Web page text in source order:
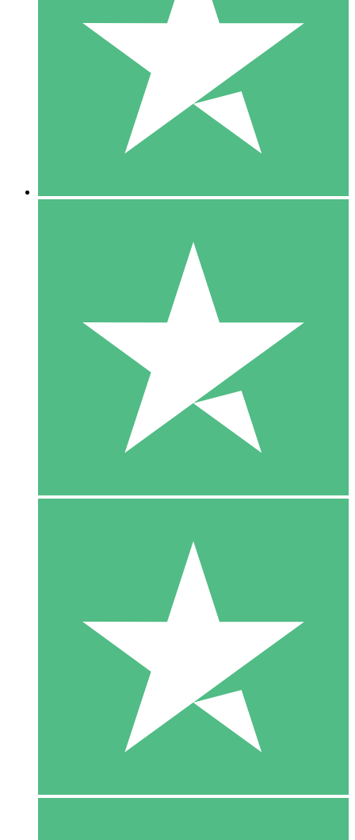
Zahlen Sie nach Bedarf mit Download-Credits. Keine
monatliche Verpflichtung erforderlich.
10 00
10 Downloads
20 00